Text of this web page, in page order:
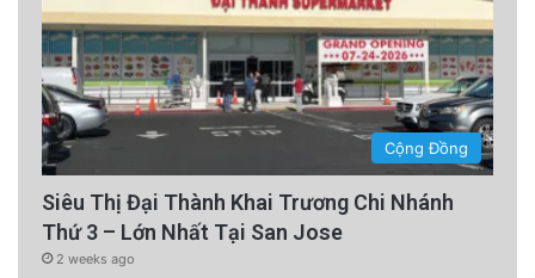
Cộng Đồng
Siêu Thị Đại Thành Khai Trương Chi Nhánh
Thứ 3 – Lớn Nhất Tại San Jose
2 weeks ago